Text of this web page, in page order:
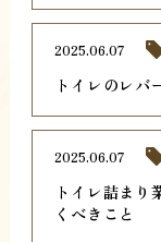
トイレのレバ
2025.06.07
トイレ詰まり
くべきこと
2025.06.07